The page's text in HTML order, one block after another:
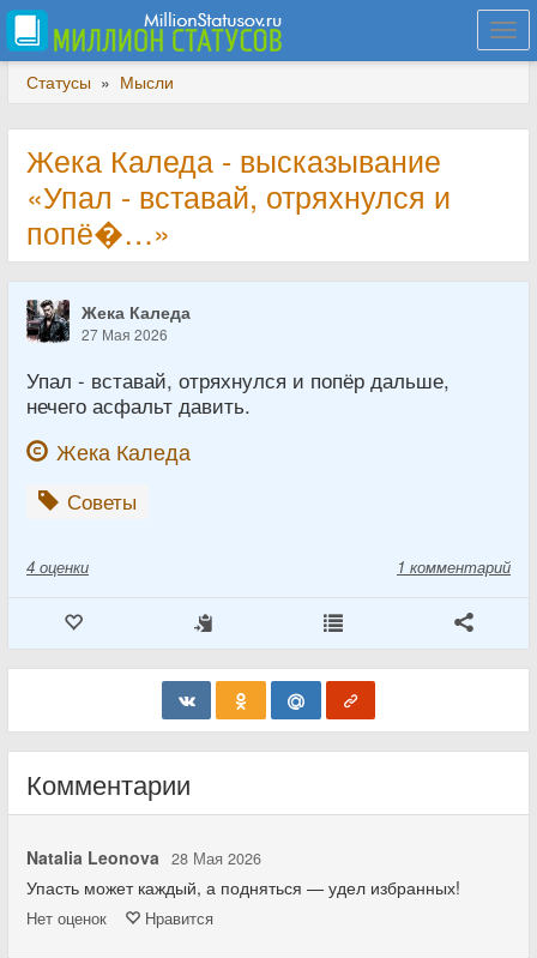
Статусы » Мысли
Жека Каледа - высказывание
«Упал - вставай, отряхнулся и
попё�…»
Жека Каледа
27 Мая 2026
Упал - вставай, отряхнулся и попёр дальше,
нечего асфальт давить.
Жека Каледа
Советы
4 оценки 1 комментарий
Комментарии
Natalia Leonova 28 Мая 2026
Упасть может каждый, а подняться — удел избранных!
Нет оценок Нравится